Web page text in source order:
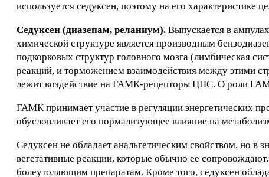
используется седуксен, поэтому на его характеристике
Седуксен (диазепам, реланиум). Выпускается в
химической структуре является производным
подкорковых структур головного мозга (лимбическая
реакций, и торможением взаимодействия между этими
лежит воздействие на ГАМК-рецепторы ЦНС. О роли
ГАМК принимает участие в регуляции энергетических
обусловливает его нормализующее влияние на
Седуксен не обладает анальгетическим свойством, но в
вегетативные реакции, которые обычно ее
болеутоляющим препаратам. Кроме того, седуксен